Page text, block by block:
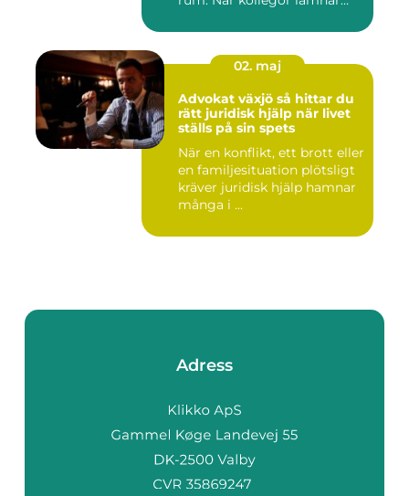
02. maj
Advokat växjö så hittar du
rätt juridisk hjälp när livet
ställs på sin spets
När en konflikt, ett brott eller
en familjesituation plötsligt
kräver juridisk hjälp hamnar
många i ...
Adress